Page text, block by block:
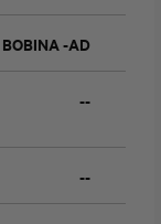
BOBINA -AD
--
--